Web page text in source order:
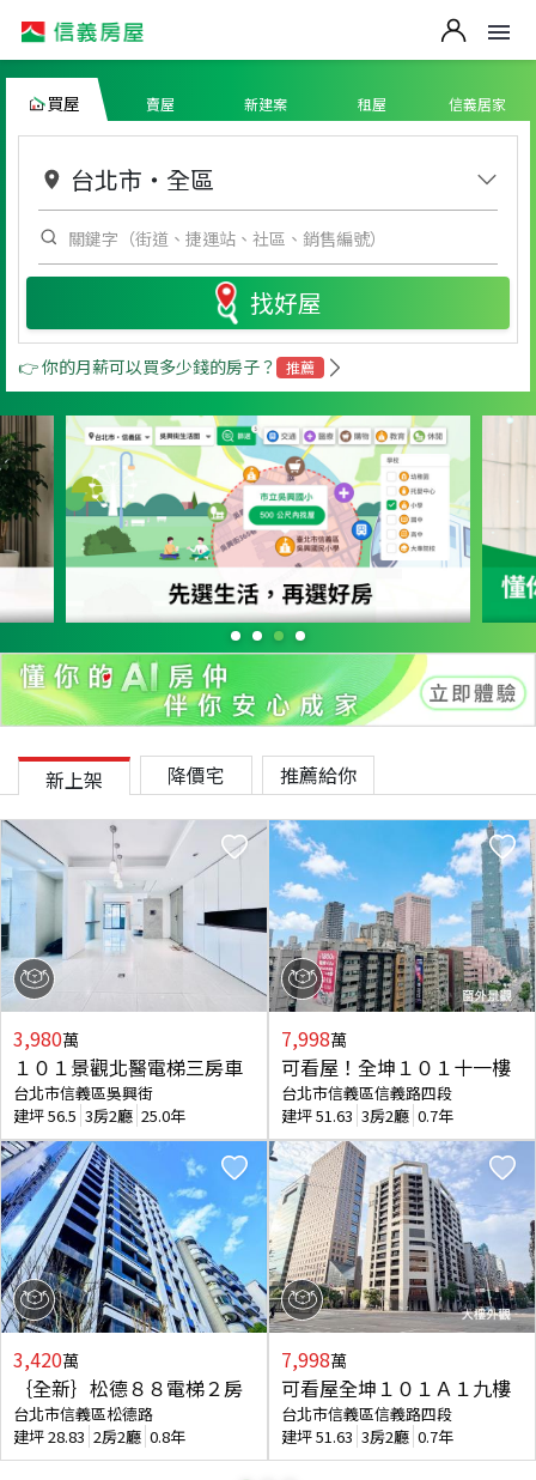
買屋 賣屋 新建案 租屋 信義居家
台北市 ・ 全區
找好屋
👉 你的月薪可以買多少錢的房子？ 推薦
新上架 降價宅 推薦給你
3,980萬
１０１景觀北醫電梯三房車
台北市信義區吳興街
建坪56.5 3房2廳 25.0年
3,420萬
｛全新｝松德８８電梯２房
台北市信義區松德路
建坪28.83 2房2廳 0.8年
7,998萬
可看屋！全坤１０１十一樓
台北市信義區信義路四段
建坪51.63 3房2廳 0.7年
7,998萬
可看屋全坤１０１Ａ１九樓
台北市信義區信義路四段
建坪51.63 3房2廳 0.7年